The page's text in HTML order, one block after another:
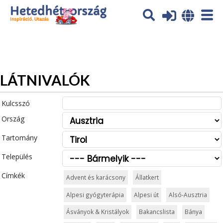
Az oldal sütiket (cookies) használ. További tájékoztatás itt:
Adatvédelmi tájékoztató
LÁTNIVALÓK
Kulcsszó
Ország
Tartomány
Település
Címkék
Advent és karácsony Állatkert
Alpesi gyógyterápia Alpesi út Alsó-Ausztria
Ásványok & Kristályok Bakancslista Bánya